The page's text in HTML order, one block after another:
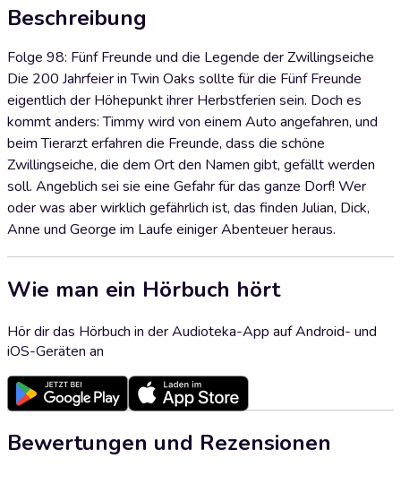
Beschreibung
Folge 98: Fünf Freunde und die Legende der Zwillingseiche
Die 200 Jahrfeier in Twin Oaks sollte für die Fünf Freunde
eigentlich der Höhepunkt ihrer Herbstferien sein. Doch es
kommt anders: Timmy wird von einem Auto angefahren, und
beim Tierarzt erfahren die Freunde, dass die schöne
Zwillingseiche, die dem Ort den Namen gibt, gefällt werden
soll. Angeblich sei sie eine Gefahr für das ganze Dorf! Wer
oder was aber wirklich gefährlich ist, das finden Julian, Dick,
Anne und George im Laufe einiger Abenteuer heraus.
Wie man ein Hörbuch hört
Hör dir das Hörbuch in der Audioteka-App auf Android- und
iOS-Geräten an
Bewertungen und Rezensionen